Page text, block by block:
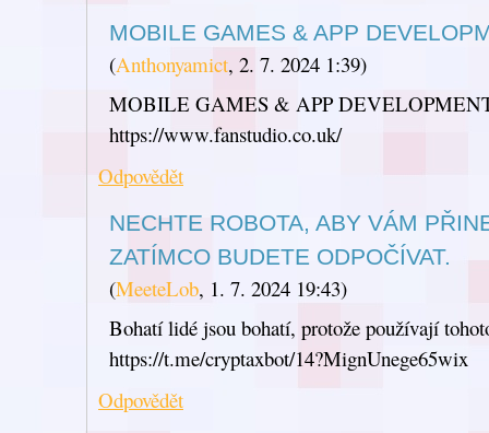
MOBILE GAMES & APP
(Anthonyamict, 2. 7. 2024 1:39)
MOBILE GAMES & APP
https://www.fanstudio.co.uk/
Odpovědět
NECHTE ROBOTA, ABY VÁM
ZATÍMCO BUDETE ODPOČÍVAT.
(MeeteLob, 1. 7. 2024 19:43)
Bohatí lidé jsou bohatí, protože používají
https://t.me/cryptaxbot/14?MignUnege65wix
Odpovědět